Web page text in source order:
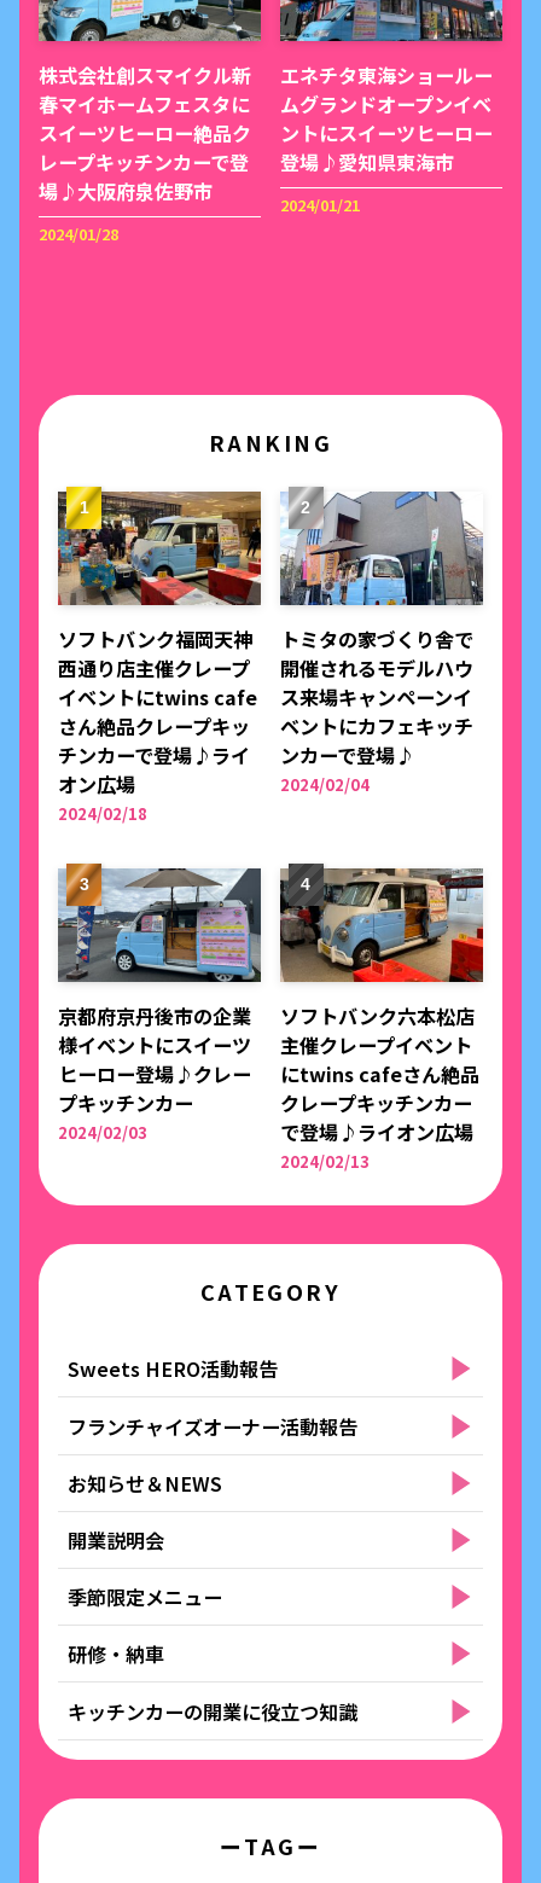
株式会社創スマイクル新
春マイホームフェスタに
スイーツヒーロー絶品ク
レープキッチンカーで登
場♪大阪府泉佐野市
2024/01/28
エネチタ東海ショールー
ムグランドオープンイベ
ントにスイーツヒーロー
登場♪愛知県東海市
2024/01/21
RANKING
ソフトバンク福岡天神
西通り店主催クレープ
イベントにtwins cafe
さん絶品クレープキッ
チンカーで登場♪ライ
オン広場
2024/02/18
トミタの家づくり舎で
開催されるモデルハウ
ス来場キャンペーンイ
ベントにカフェキッチ
ンカーで登場♪
2024/02/04
京都府京丹後市の企業
様イベントにスイーツ
ヒーロー登場♪クレー
プキッチンカー
2024/02/03
ソフトバンク六本松店
主催クレープイベント
にtwins cafeさん絶品
クレープキッチンカー
で登場♪ライオン広場
2024/02/13
CATEGORY
Sweets HERO活動報告
フランチャイズオーナー活動報告
お知らせ＆NEWS
開業説明会
季節限定メニュー
研修・納車
キッチンカーの開業に役立つ知識
ーTAGー